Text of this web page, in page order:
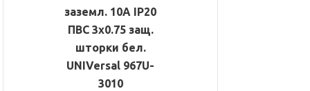
заземл. 10А IP20
ПВС 3х0.75 защ.
шторки бел.
UNIVersal 967U-
3010